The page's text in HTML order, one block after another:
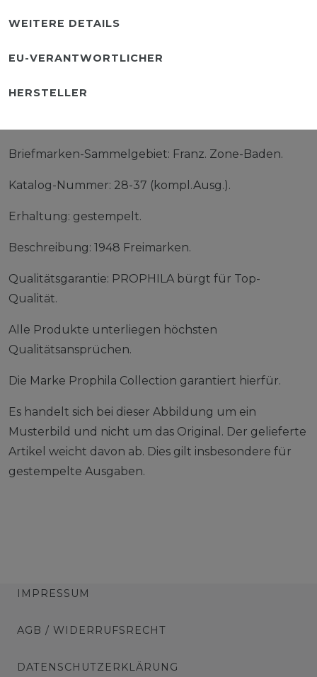
WEITERE DETAILS
EU-VERANTWORTLICHER
HERSTELLER
Briefmarken-Sammelgebiet: Franz. Zone-Baden.
Katalog-Nummer: 28-37 (kompl.Ausg.).
Erhaltung: gestempelt.
Beschreibung: 1948 Freimarken.
Qualitätsgarantie: PROPHILA bürgt für Top-
Qualität.
Alle Produkte unterliegen höchsten
Qualitätsansprüchen.
Die Marke Prophila Collection garantiert hierfür.
Es handelt sich bei dieser Abbildung um ein
Musterbild und nicht um das Original. Der gelieferte
Artikel weicht davon ab. Dies gilt insbesondere für
gestempelte Ausgaben.
IMPRESSUM
AGB / WIDERRUFSRECHT
DATENSCHUTZERKLÄRUNG